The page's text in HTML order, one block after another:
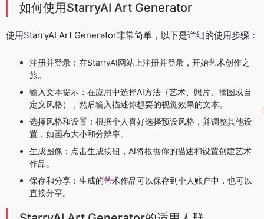
如何使用StarryAI Art Generator
使用StarryAI Art Generator非常简单，以下是详细的使用步骤：
注册并登录：在StarryAI网站上注册并登录，开始艺术创作之
旅。
输入文本提示：在应用中选择AI方法（艺术、照片、插图或自
定义风格），然后输入描述你想要的视觉效果的文本。
选择风格和设置：根据个人喜好选择预设风格，并调整其他设
置，如画布大小和分辨率。
生成图像：点击生成按钮，AI将根据你的描述和设置创建艺术
作品。
保存和分享：生成的艺术作品可以保存到个人账户中，也可以
直接分享。